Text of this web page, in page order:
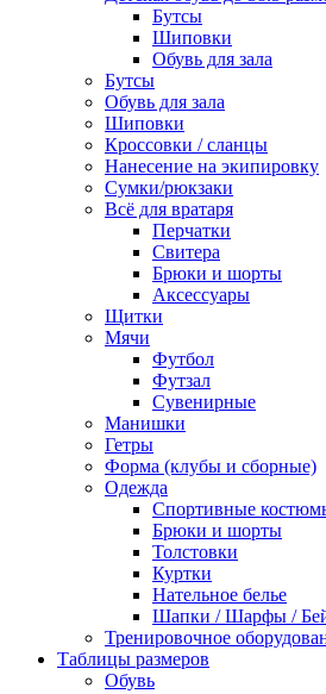
Бутсы
Шиповки
Обувь для зала
Бутсы
Обувь для зала
Шиповки
Кроссовки / сланцы
Нанесение на экипировку
Сумки/рюкзаки
Всё для вратаря
Перчатки
Cвитера
Брюки и шорты
Аксессуары
Щитки
Мячи
Футбол
Футзал
Сувенирные
Манишки
Гетры
Форма (клубы и сборные)
Одежда
Спортивные
Брюки и шорты
Толстовки
Куртки
Нательное белье
Шапки / Шарфы /
Тренировочное
Таблицы размеров
Обувь